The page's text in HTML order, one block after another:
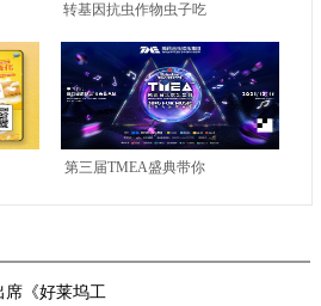
转基因抗虫作物虫子吃
了会死，人吃了会不会
有事？
第三届TMEA盛典带你
席《好莱坞工